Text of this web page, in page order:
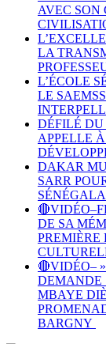
AVEC SON
LA
L’ÉCOLE
LE
DÉFILÉ DU
APPELLE
DAKAR
SARR
DE SA
PREMIÈRE
🔴VIDÉO–
DEMANDE
MBAYE
BARGNY